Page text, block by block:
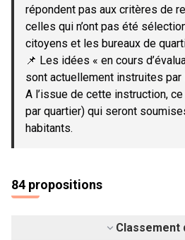
répondent pas aux critères de
celles qui n’ont pas été
citoyens et les bureaux de
📌 Les idées « en cours
sont actuellement instruites
A l’issue de cette instruction,
par quartier) qui seront
habitants.
84 propositions
Classement